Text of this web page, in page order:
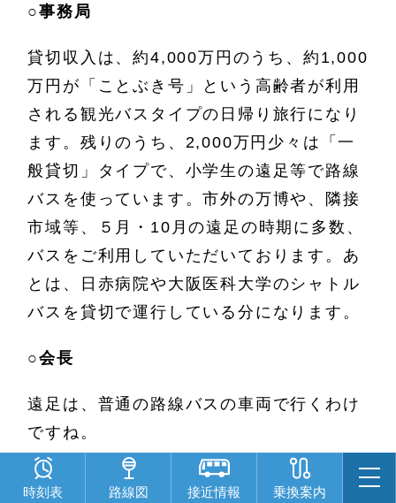
○事務局
貸切収入は、約4,000万円のうち、約1,000
万円が「ことぶき号」という高齢者が利用
される観光バスタイプの日帰り旅行になり
ます。残りのうち、2,000万円少々は「一
般貸切」タイプで、小学生の遠足等で路線
バスを使っています。市外の万博や、隣接
市域等、５月・10月の遠足の時期に多数、
バスをご利用していただいております。あ
とは、日赤病院や大阪医科大学のシャトル
バスを貸切で運行している分になります。
○会長
遠足は、普通の路線バスの車両で行くわけ
ですね。
○事務局
時刻表 路線図 接近情報 乗換案内